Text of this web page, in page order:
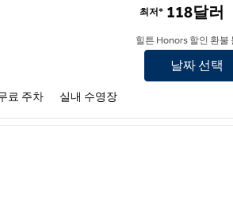
도버, DE의 호텔 정보 보기
최저* 118달러
힐튼 Honors 할인 환불
날짜 선택
료 주차 실내 수영장